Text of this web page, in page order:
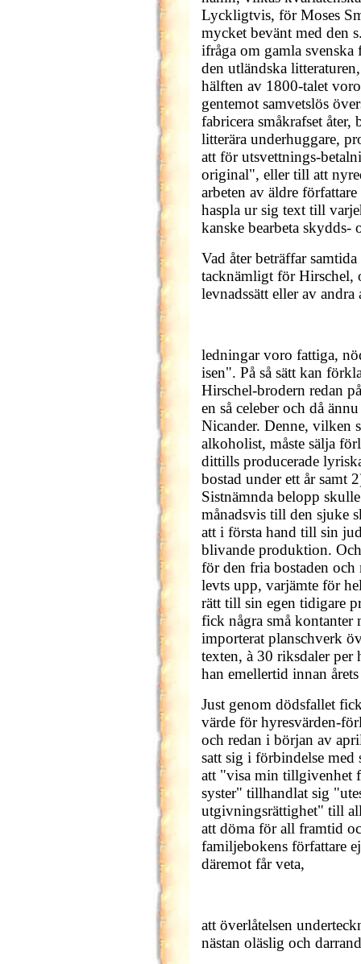
Lyckligtvis, för Moses
mycket bevänt med den
ifråga om gamla
den utländska
hälften av 1800-talet
gentemot samvetslös
fabricera småkrafset
litterära underhuggare,
att för utsvettnings-
original", eller till att
arbeten av äldre
haspla ur sig text till
kanske bearbeta skydds-
Vad åter beträffar
tacknämligt för Hirschel,
levnadssätt eller av andra
ledningar voro fattiga,
isen". På så sätt kan
Hirschel-brodern redan
en så celeber och då
Nicander. Denne, vilken
alkoholist, måste sälja
dittills producerade
bostad under ett år samt
Sistnämnda belopp
månadsvis till den sjuke
att i första hand till sin
blivande produktion.
för den fria bostaden
levts upp, varjämte för
rätt till sin egen tidigare
fick några små
importerat planschverk
texten, à 30 riksdaler per
han emellertid innan
Just genom dödsfallet
värde för hyresvärden-
och redan i början av
satt sig i förbindelse
att "visa min tillgivenhet
syster" tillhandlat sig
utgivningsrättighet" till
att döma för all framtid
familjebokens författare
däremot får veta,
att överlåtelsen
nästan oläslig och